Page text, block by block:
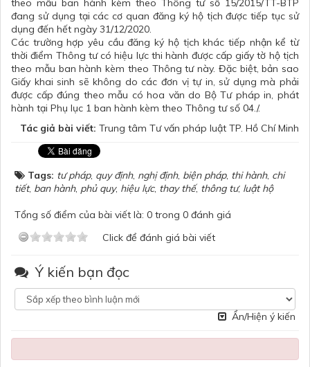
theo mẫu ban hành kèm theo Thông tư số 15/2015/TT-BTP
đang sử dụng tại các cơ quan đăng ký hộ tịch được tiếp tục sử
dụng đến hết ngày 31/12/2020.
Các trường hợp yêu cầu đăng ký hộ tịch khác tiếp nhận kể từ
thời điểm Thông tư có hiệu lực thi hành được cấp giấy tờ hộ tịch
theo mẫu ban hành kèm theo Thông tư này. Đặc biệt, bản sao
Giấy khai sinh sẽ không do các đơn vị tự in, sử dụng mà phải
được cấp đúng theo mẫu có hoa văn do Bộ Tư pháp in, phát
hành tại Phụ lục 1 ban hành kèm theo Thông tư số 04./.
Tác giả bài viết: Trung tâm Tư vấn pháp luật TP. Hồ Chí Minh
Tags: tư pháp, quy định, nghị định, biện pháp, thi hành, chi
tiết, ban hành, phủ quy, hiệu lực, thay thế, thông tư, luật hộ
Tổng số điểm của bài viết là: 0 trong 0 đánh giá
Click để đánh giá bài viết
Ý kiến bạn đọc
Ẩn/Hiện ý kiến